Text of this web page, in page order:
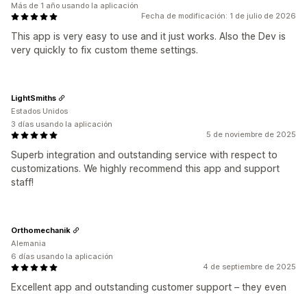
Fecha de modificación: 1 de julio de 2026
This app is very easy to use and it just works. Also the Dev is
very quickly to fix custom theme settings.
Más de 1 año usando la aplicación
5 de noviembre de 2025
Superb integration and outstanding service with respect to
customizations. We highly recommend this app and support
staff!
LightSmiths
Estados Unidos
3 días usando la aplicación
4 de septiembre de 2025
Excellent app and outstanding customer support – they even
Orthomechanik
Alemania
6 días usando la aplicación